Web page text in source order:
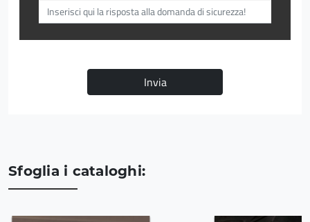
Invia
Sfoglia i cataloghi: